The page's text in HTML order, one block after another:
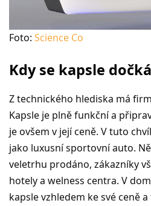
Foto: Science Co
Kdy se kapsle
Z technického hlediska má
Kapsle je plně funkční a
je ovšem v její ceně. V tuto
jako luxusní sportovní auto.
veletrhu prodáno, zákazníky
hotely a welness centra. V
kapsle vzhledem ke své ceně